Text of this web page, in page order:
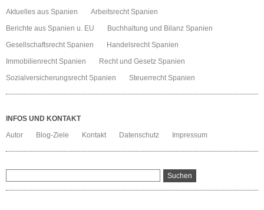
Aktuelles aus Spanien
Arbeitsrecht Spanien
Berichte aus Spanien u. EU
Buchhaltung und Bilanz Spanien
Gesellschaftsrecht Spanien
Handelsrecht Spanien
Immobilienrecht Spanien
Recht und Gesetz Spanien
Sozialversicherungsrecht Spanien
Steuerrecht Spanien
INFOS UND KONTAKT
Autor
Blog-Ziele Kontakt Datenschutz Impressum